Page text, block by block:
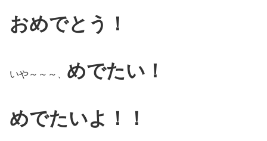
おめでとう！
いや～～～、 めでたい！
めでたいよ！！